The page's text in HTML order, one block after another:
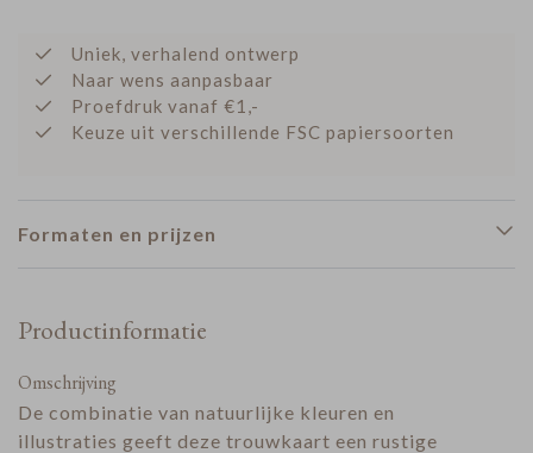
Uniek, verhalend ontwerp
Naar wens aanpasbaar
Proefdruk vanaf €1,-
Keuze uit verschillende FSC papiersoorten
Formaten en prijzen
Productinformatie
Omschrijving
De combinatie van natuurlijke kleuren en
illustraties geeft deze trouwkaart een rustige